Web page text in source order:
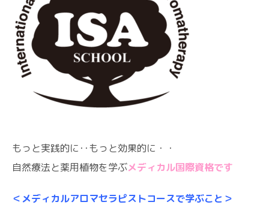
もっと実践的に･･もっと効果的に・・
自然療法と薬用植物を学ぶメディカル国際資格です
＜メディカルアロマセラピストコースで学ぶこと＞